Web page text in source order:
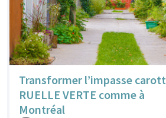
Transformer l’impasse
RUELLE VERTE comme à
Montréal